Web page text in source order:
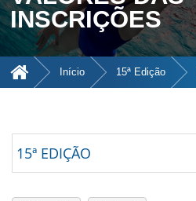
INSCRIÇÕES
Início 15ª Edição
15ª EDIÇÃO